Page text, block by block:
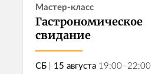
Мастер-класс
Гастрономическое
свидание
СБ | 15 августа 19:00–22:00